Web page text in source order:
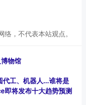
，不代表本站观点。
物馆
工、机器人...谁将是
即将发布十大趋势预测